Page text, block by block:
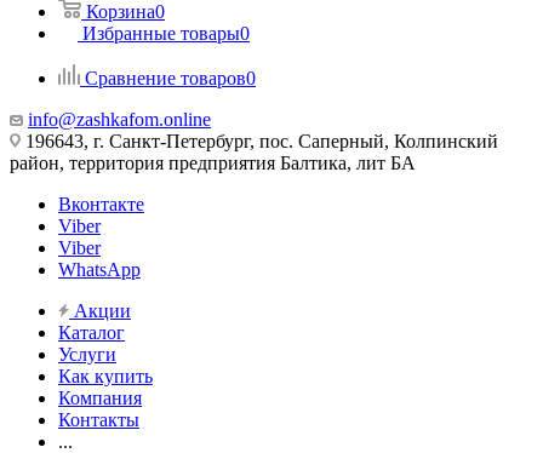
Корзина0
Избранные товары0
Сравнение товаров0
info@zashkafom.online
196643, г. Санкт-Петербург, пос. Саперный, Колпинский
район, территория предприятия Балтика, лит БА
Вконтакте
Viber
Viber
WhatsApp
Акции
Каталог
Услуги
Как купить
Компания
Контакты
...